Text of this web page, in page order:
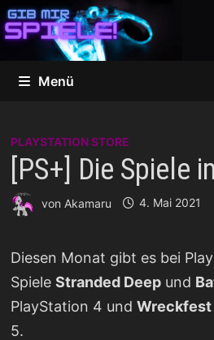
Zum
Inhalt
springen
Menü
PLAYSTATION STORE
[PS+] Die Spiele
von Akamaru 4. Mai 2021
Diesen Monat gibt es bei
Spiele Stranded Deepund
PlayStation 4 und Wreckfest
5.